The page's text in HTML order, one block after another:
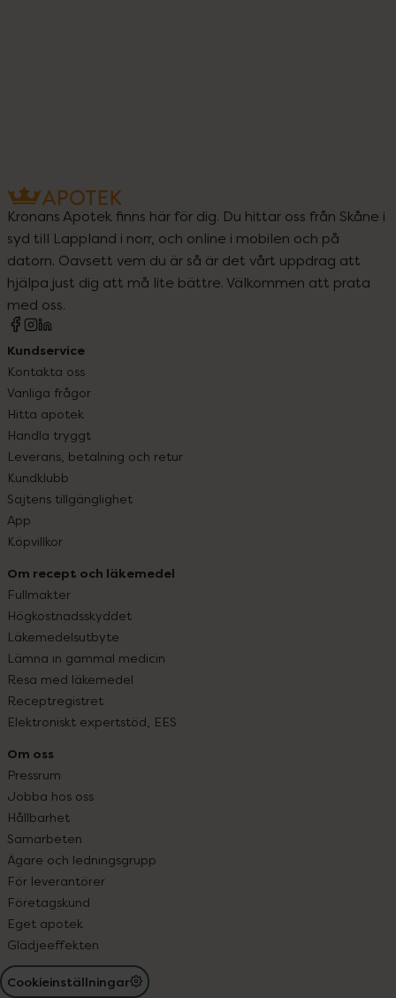
Kronans Apotek finns här för dig. Du hittar oss från Skåne i
syd till Lappland i norr, och online i mobilen och på
datorn. Oavsett vem du är så är det vårt uppdrag att
hjälpa just dig att må lite bättre. Välkommen att prata
med oss.
Kundservice
Kontakta oss
Vanliga frågor
Hitta apotek
Handla tryggt
Leverans, betalning och retur
Kundklubb
Sajtens tillgänglighet
App
Köpvillkor
Om recept och läkemedel
Fullmakter
Högkostnadsskyddet
Läkemedelsutbyte
Lämna in gammal medicin
Resa med läkemedel
Receptregistret
Elektroniskt expertstöd, EES
Om oss
Pressrum
Jobba hos oss
Hållbarhet
Samarbeten
Ägare och ledningsgrupp
För leverantörer
Företagskund
Eget apotek
Glädjeeffekten
Cookieinställningar